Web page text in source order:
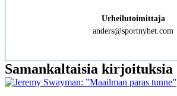
Urheilutoimittaja
anders@sportnyhet.com
Samankaltaisia kirjoituksia